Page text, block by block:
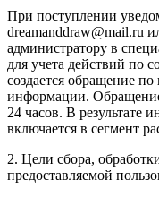
При поступлении
dreamanddraw@mail.ru
администратору в
для учета действий по
создается обращение
информации.
24 часов. В результате
включается в сегмент
2. Цели сбора,
предоставляемой